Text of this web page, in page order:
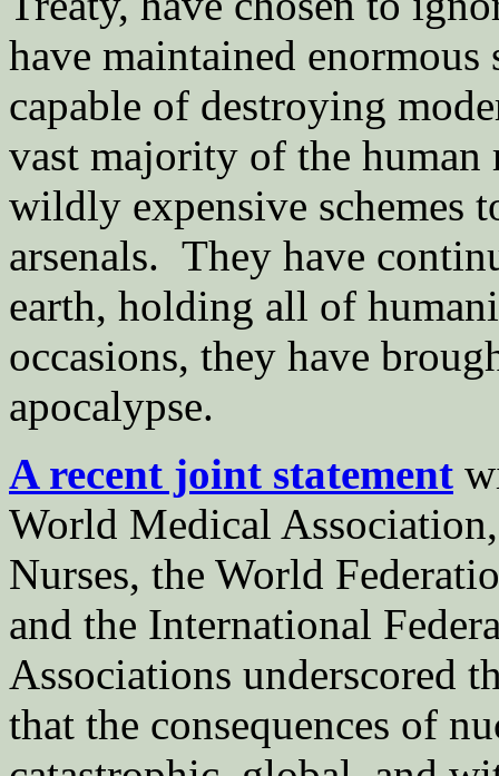
have maintained
capable of destroying
vast majority of the human
wildly expensive schemes
arsenals. They have
earth, holding all of
occasions, they have
apocalypse.
A recent joint statement
World Medical
Nurses, the World
and the International
Associations underscored
that the consequences of